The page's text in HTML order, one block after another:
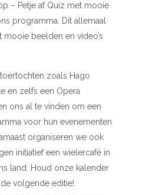
– Petje af Quiz met mooie
programma. Dit allemaal
beelden en video’s
zoals Hago
en zelfs een Opera
ons al te vinden om een
voor hun evenementen
organiseren we ook
initiatief een wielercafé in
land. Houd onze kalender
volgende editie!